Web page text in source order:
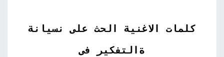
كلمات الاغنية الحث على نسيانة
ةالتفكير فى